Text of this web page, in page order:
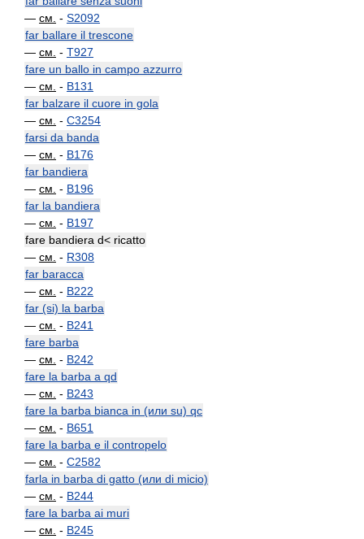
— см. - S2092
far ballare il trescone
— см. - T927
fare un ballo in campo azzurro
— см. - B131
far balzare il cuore in gola
— см. - C3254
farsi da banda
— см. - B176
far bandiera
— см. - B196
far la bandiera
— см. - B197
fare bandiera d< ricatto
— см. - R308
far baracca
— см. - B222
far (si) la barba
— см. - B241
fare barba
— см. - B242
fare la barba a qd
— см. - B243
fare la barba bianca in (или su) qc
— см. - B651
fare la barba e il contropelo
— см. - C2582
farla in barba di gatto (или di micio)
— см. - B244
fare la barba ai muri
— см. - B245